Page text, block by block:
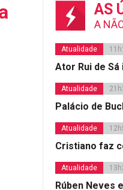
AS
A
Atualidade
Ator Rui de
Atualidade
Palácio de
Atualidade
Cristiano faz
Atualidade
Rúben Neves